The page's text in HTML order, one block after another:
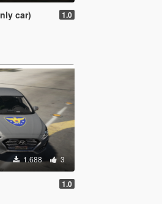
car) 1.0
1.688 3
1.0